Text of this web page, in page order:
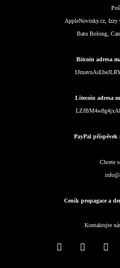
AppleNovinky.cz, Izzy
Batu Bolong,
Bitcoin adresa
Litecoin adresa
PayPal příspěvek
Chcete
Ceník propagace a
Kontaktujte